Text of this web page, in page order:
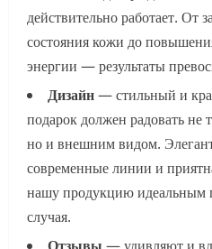
действительно работает. От
состояния кожи до
энергии — результаты
Дизайн— стильный и
подарок должен радовать
но и внешним видом.
современные линии и
нашу продукцию идеальным
случая.